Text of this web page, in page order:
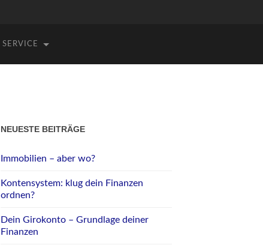
SERVICE
NEUESTE BEITRÄGE
Immobilien – aber wo?
Kontensystem: klug dein Finanzen
ordnen?
Dein Girokonto – Grundlage deiner
Finanzen